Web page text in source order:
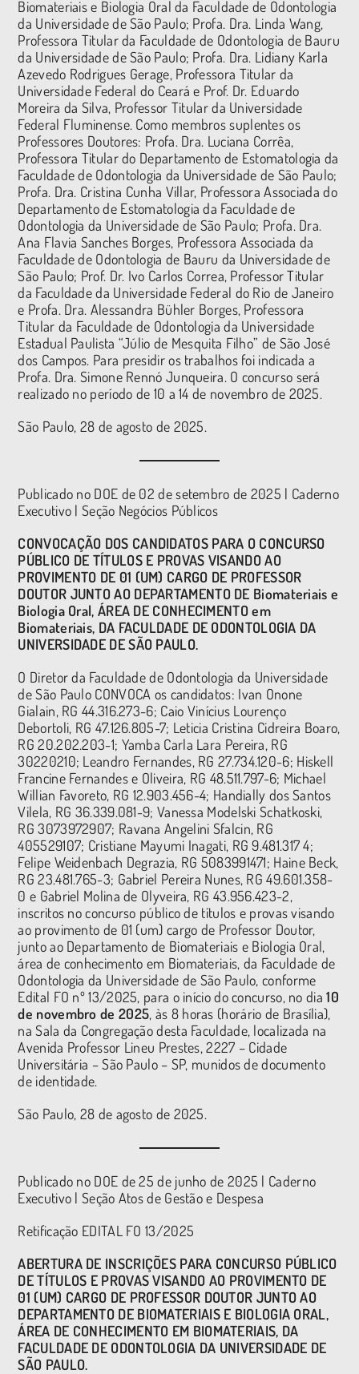
Biomateriais e Biologia Oral da Faculdade de Odontologia
da Universidade de São Paulo; Profa. Dra. Linda Wang,
Professora Titular da Faculdade de Odontologia de Bauru
da Universidade de São Paulo; Profa. Dra. Lidiany Karla
Azevedo Rodrigues Gerage, Professora Titular da
Universidade Federal do Ceará e Prof. Dr. Eduardo
Moreira da Silva, Professor Titular da Universidade
Federal Fluminense. Como membros suplentes os
Professores Doutores: Profa. Dra. Luciana Corrêa,
Professora Titular do Departamento de Estomatologia da
Faculdade de Odontologia da Universidade de São Paulo;
Profa. Dra. Cristina Cunha Villar, Professora Associada do
Departamento de Estomatologia da Faculdade de
Odontologia da Universidade de São Paulo; Profa. Dra.
Ana Flavia Sanches Borges, Professora Associada da
Faculdade de Odontologia de Bauru da Universidade de
São Paulo; Prof. Dr. Ivo Carlos Correa, Professor Titular
da Faculdade da Universidade Federal do Rio de Janeiro
e Profa. Dra. Alessandra Bühler Borges, Professora
Titular da Faculdade de Odontologia da Universidade
Estadual Paulista “Júlio de Mesquita Filho” de São José
dos Campos. Para presidir os trabalhos foi indicada a
Profa. Dra. Simone Rennó Junqueira. O concurso será
realizado no período de 10 a 14 de novembro de 2025.
São Paulo, 28 de agosto de 2025.
Publicado no DOE de 02 de setembro de 2025 | Caderno
Executivo | Seção Negócios Públicos
CONVOCAÇÃO DOS CANDIDATOS PARA O CONCURSO
PÚBLICO DE TÍTULOS E PROVAS VISANDO AO
PROVIMENTO DE 01 (UM) CARGO DE PROFESSOR
DOUTOR JUNTO AO DEPARTAMENTO DE Biomateriais e
Biologia Oral, ÁREA DE CONHECIMENTO em
Biomateriais, DA FACULDADE DE ODONTOLOGIA DA
UNIVERSIDADE DE SÃO PAULO.
O Diretor da Faculdade de Odontologia da Universidade
de São Paulo CONVOCA os candidatos: Ivan Onone
Gialain, RG 44.316.273-6; Caio Vinícius Lourenço
Debortoli, RG 47.126.805-7; Leticia Cristina Cidreira Boaro,
RG 20.202.203-1; Yamba Carla Lara Pereira, RG
30220210; Leandro Fernandes, RG 27.734.120-6; Hiskell
Francine Fernandes e Oliveira, RG 48.511.797-6; Michael
Willian Favoreto, RG 12.903.456-4; Handially dos Santos
Vilela, RG 36.339.081-9; Vanessa Modelski Schatkoski,
RG 3073972907; Ravana Angelini Sfalcin, RG
405529107; Cristiane Mayumi Inagati, RG 9.481.317 4;
Felipe Weidenbach Degrazia, RG 5083991471; Haine Beck,
RG 23.481.765-3; Gabriel Pereira Nunes, RG 49.601.358-
0e Gabriel Molina de Olyveira, RG 43.956.423-2,
inscritos no concurso público de títulos e provas visando
ao provimento de 01 (um) cargo de Professor Doutor,
junto ao Departamento de Biomateriais e Biologia Oral,
área de conhecimento em Biomateriais, da Faculdade de
Odontologia da Universidade de São Paulo, conforme
Edital FO nº 13/2025, para o início do concurso, no dia10
de novembro de 2025, às 8 horas (horário de Brasília),
na Sala da Congregação desta Faculdade, localizada na
Avenida Professor Lineu Prestes, 2227 – Cidade
Universitária – São Paulo – SP, munidos de documento
de identidade.
São Paulo, 28 de agosto de 2025.
Publicado no DOE de 25 de junho de 2025 | Caderno
Executivo | Seção Atos de Gestão e Despesa
Retificação EDITAL FO 13/2025
ABERTURA DE INSCRIÇÕES PARA CONCURSO PÚBLICO
DE TÍTULOS E PROVAS VISANDO AO PROVIMENTO DE
01 (UM) CARGO DE PROFESSOR DOUTOR JUNTO AO
DEPARTAMENTO DE BIOMATERIAIS E BIOLOGIA ORAL,
ÁREA DE CONHECIMENTO EM BIOMATERIAIS, DA
FACULDADE DE ODONTOLOGIA DA UNIVERSIDADE DE
SÃO PAULO.